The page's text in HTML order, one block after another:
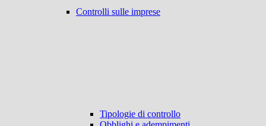
Controlli sulle imprese
Tipologie di controllo